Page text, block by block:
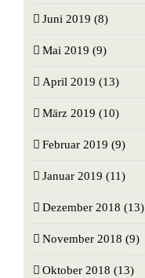
Juni 2019 (8)
Mai 2019 (9)
April 2019 (13)
März 2019 (10)
Februar 2019 (9)
Januar 2019 (11)
Dezember 2018 (13)
November 2018 (9)
Oktober 2018 (13)